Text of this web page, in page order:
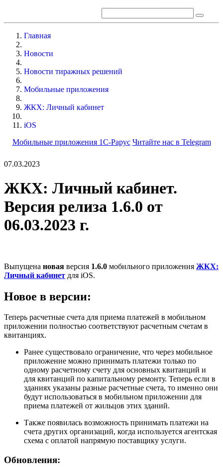
Главная
Новости
Новости тиражных решений
Мобильные приложения
ЖКХ: Личный кабинет
iOS
Мобильные приложения 1С-Рарус Читайте нас в Telegram
07.03.2023
ЖКХ: Личный кабинет.
Версия релиза 1.6.0 от
06.03.2023 г.
Выпущена новая версия 1.6.0 мобильного приложения ЖКХ:
Личный кабинет для iOS.
Новое в версии:
Теперь расчетные счета для приема платежей в мобильном
приложении полностью соответствуют расчетным счетам в
квитанциях.
Ранее существовало ограничение, что через мобильное
приложение можно принимать платежи только по
одному расчетному счету для основных квитанций и
для квитанций по капитальному ремонту. Теперь если в
зданиях указаны разные расчетные счета, то именно они
будут использоваться в мобильном приложении для
приема платежей от жильцов этих зданий.
Также появилась возможность принимать платежи на
счета других организаций, когда используется агентская
схема с оплатой напрямую поставщику услуги.
Обновления: